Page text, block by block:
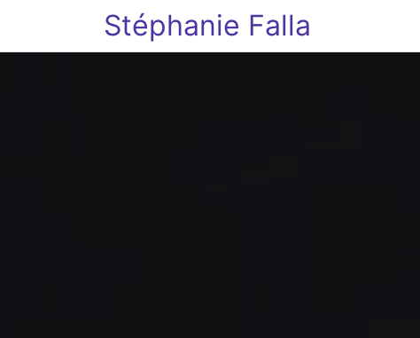
Stéphanie Falla